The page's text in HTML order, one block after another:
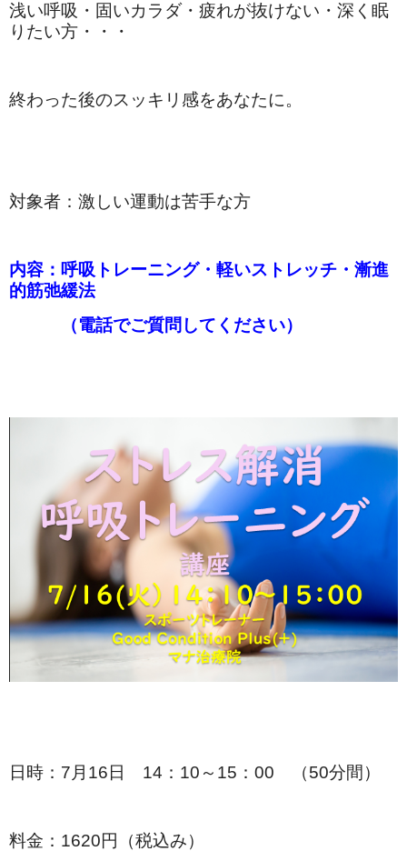
浅い呼吸・固いカラダ・疲れが抜けない・深く眠
りたい方・・・
終わった後のスッキリ感をあなたに。
対象者：激しい運動は苦手な方
内容：呼吸トレーニング・軽いストレッチ・漸進
的筋弛緩法
（電話でご質問してください）
日時：7月16日 14：10～15：00 （50分間）
料金：1620円（税込み）